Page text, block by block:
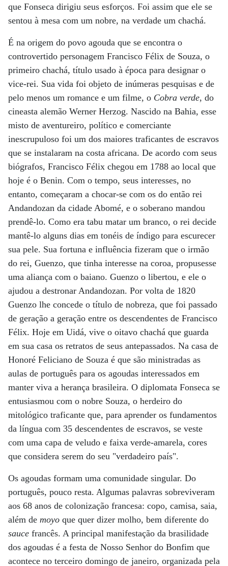
que Fonseca dirigiu seus esforços. Foi assim que ele se
sentou à mesa com um nobre, na verdade um chachá.
É na origem do povo agouda que se encontra o
controvertido personagem Francisco Félix de Souza, o
primeiro chachá, título usado à época para designar o
vice-rei. Sua vida foi objeto de inúmeras pesquisas e de
pelo menos um romance e um filme, o Cobra verde, do
cineasta alemão Werner Herzog. Nascido na Bahia, esse
misto de aventureiro, político e comerciante
inescrupuloso foi um dos maiores traficantes de escravos
que se instalaram na costa africana. De acordo com seus
biógrafos, Francisco Félix chegou em 1788 ao local que
hoje é o Benin. Com o tempo, seus interesses, no
entanto, começaram a chocar-se com os do então rei
Andandozan da cidade Abomé, e o soberano mandou
prendê-lo. Como era tabu matar um branco, o rei decide
mantê-lo alguns dias em tonéis de índigo para escurecer
sua pele. Sua fortuna e influência fizeram que o irmão
do rei, Guenzo, que tinha interesse na coroa, propusesse
uma aliança com o baiano. Guenzo o libertou, e ele o
ajudou a destronar Andandozan. Por volta de 1820
Guenzo lhe concede o título de nobreza, que foi passado
de geração a geração entre os descendentes de Francisco
Félix. Hoje em Uidá, vive o oitavo chachá que guarda
em sua casa os retratos de seus antepassados. Na casa de
Honoré Feliciano de Souza é que são ministradas as
aulas de português para os agoudas interessados em
manter viva a herança brasileira. O diplomata Fonseca se
entusiasmou com o nobre Souza, o herdeiro do
mitológico traficante que, para aprender os fundamentos
da língua com 35 descendentes de escravos, se veste
com uma capa de veludo e faixa verde-amarela, cores
que considera serem do seu "verdadeiro país".
Os agoudas formam uma comunidade singular. Do
português, pouco resta. Algumas palavras sobreviveram
aos 68 anos de colonização francesa: copo, camisa, saia,
além de moyo que quer dizer molho, bem diferente do
sauce francês. A principal manifestação da brasilidade
dos agoudas é a festa de Nosso Senhor do Bonfim que
acontece no terceiro domingo de janeiro, organizada pela